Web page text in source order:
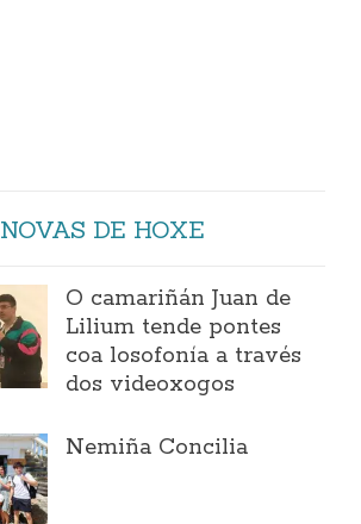
NOVAS DE HOXE
O camariñán Juan de
Lilium tende pontes
coa losofonía a través
dos videoxogos
Nemiña Concilia